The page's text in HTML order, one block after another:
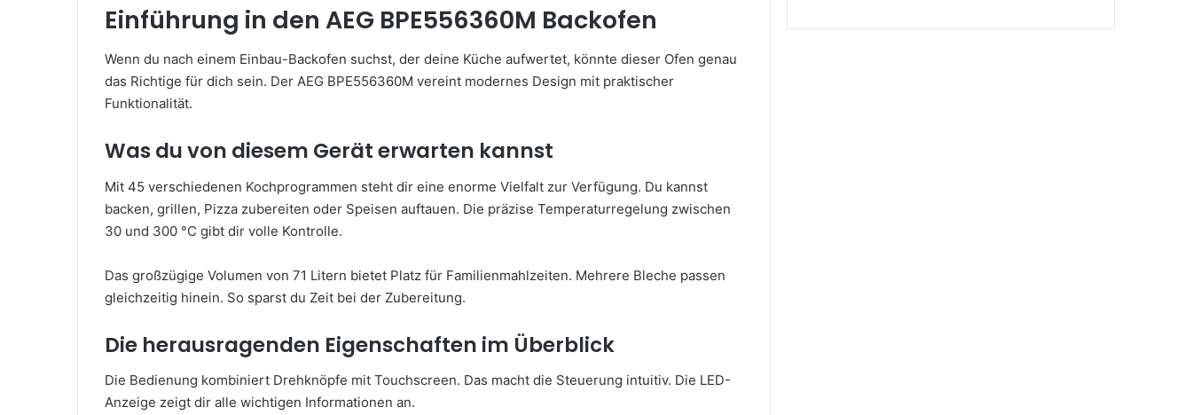
Einführung in den AEG BPE556360M Backofen
Wenn du nach einem Einbau-Backofen suchst, der deine Küche aufwertet, könnte dieser Ofen genau
das Richtige für dich sein. Der AEG BPE556360M vereint modernes Design mit praktischer
Funktionalität.
Was du von diesem Gerät erwarten kannst
Mit 45 verschiedenen Kochprogrammen steht dir eine enorme Vielfalt zur Verfügung. Du kannst
backen, grillen, Pizza zubereiten oder Speisen auftauen. Die präzise Temperaturregelung zwischen
30 und 300 °C gibt dir volle Kontrolle.
Das großzügige Volumen von 71 Litern bietet Platz für Familienmahlzeiten. Mehrere Bleche passen
gleichzeitig hinein. So sparst du Zeit bei der Zubereitung.
Die herausragenden Eigenschaften im Überblick
Die Bedienung kombiniert Drehknöpfe mit Touchscreen. Das macht die Steuerung intuitiv. Die LED-
Anzeige zeigt dir alle wichtigen Informationen an.